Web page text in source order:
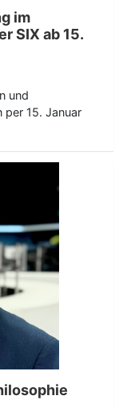
im
SIX ab 15.
und
per 15. Januar